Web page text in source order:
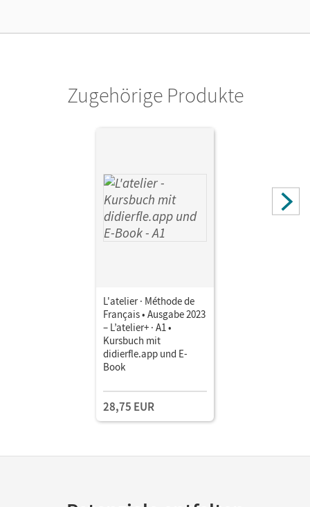
Zugehörige Produkte
L'atelier · Méthode de
Français • Ausgabe 2023
– L’atelier+ · A1 •
Kursbuch mit
didierfle.app und E-
Book
28,75 EUR